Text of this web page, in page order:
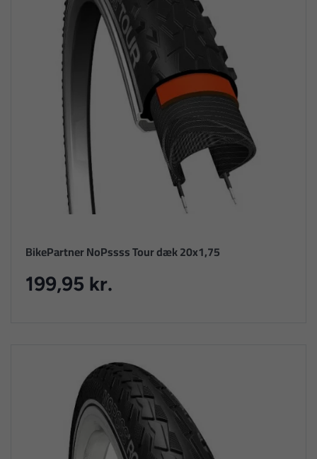
BikePartner NoPssss Tour dæk 20x1,75
199,95 kr.